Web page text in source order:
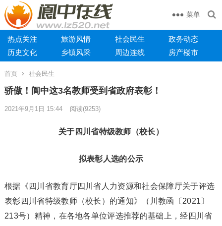
菜单
热点关注 旅游风情 社会民生
政务动态
历史文化
乡镇风采 周边连线 房产楼市
首页 社会民生
骄傲！阆中这3名教师受到省政府表彰！
2021年9月1日 15:44 阅读(9253)
关于四川省特级教师（校长）
拟表彰人选的公示
根据《四川省教育厅四川省人力资源和社会保障厅关于评选
表彰四川省特级教师（校长）的通知》（川教函〔2021〕
213号）精神，在各地各单位评选推荐的基础上，经四川省